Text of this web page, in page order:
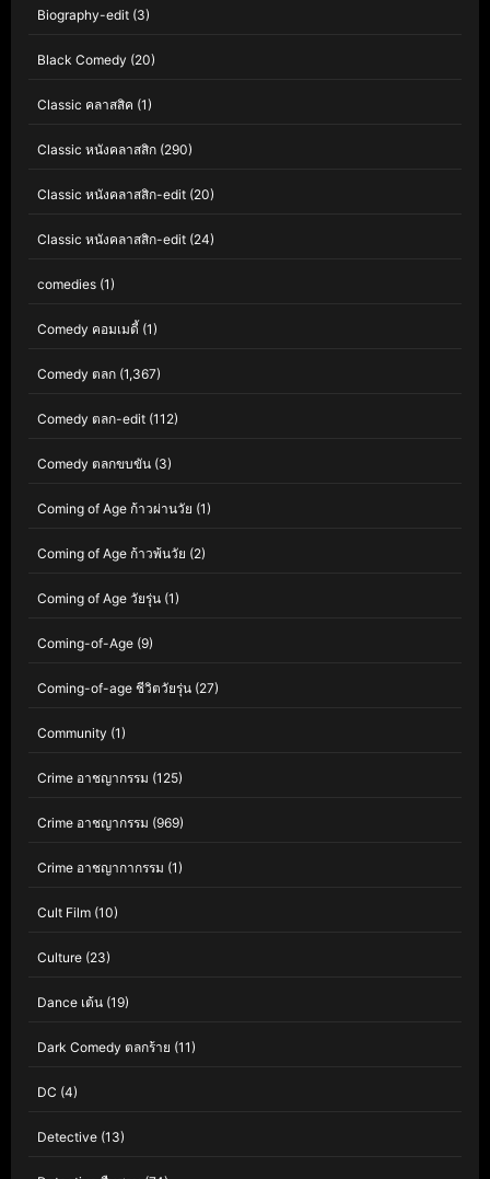
Biography-edit (3)
Black Comedy (20)
Classic คลาสสิค (1)
Classic หนังคลาสสิก (290)
Classic หนังคลาสสิก-edit (20)
Classic หนังคลาสสิก-edit (24)
comedies (1)
Comedy คอมเมดี้ (1)
Comedy ตลก (1,367)
Comedy ตลก-edit (112)
Comedy ตลกขบขัน (3)
Coming of Age ก้าวผ่านวัย (1)
Coming of Age ก้าวพ้นวัย (2)
Coming of Age วัยรุ่น (1)
Coming-of-Age (9)
Coming-of-age ชีวิตวัยรุ่น (27)
Community (1)
Crime อาชญากรรม (125)
Crime อาชญากรรม (969)
Crime อาชญากากรรม (1)
Cult Film (10)
Culture (23)
Dance เต้น (19)
Dark Comedy ตลกร้าย (11)
DC (4)
Detective (13)